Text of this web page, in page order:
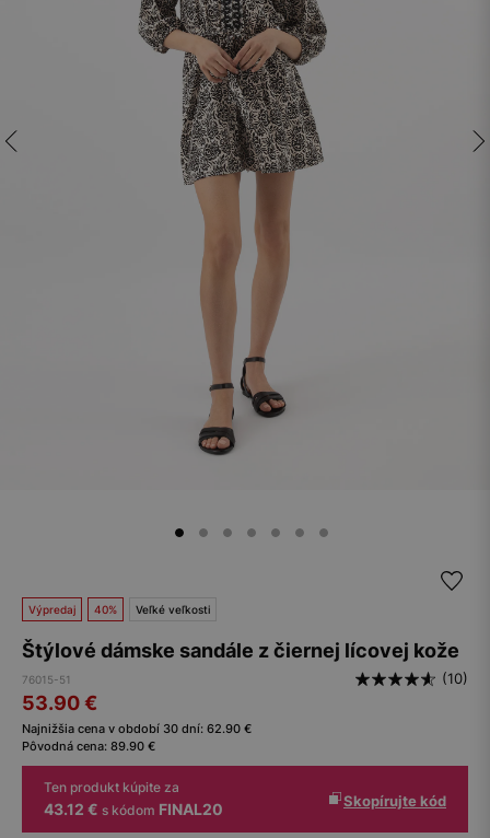
Výpredaj 40% Veľké veľkosti
Štýlové dámske sandále z čiernej lícovej kože
76015-51 (10)
53.90€
Najnižšia cena v období 30 dní: 62.90 €
Pôvodná cena: 89.90 €
Ten produkt kúpite za
43.12 € s kódom FINAL20 Skopírujte kód